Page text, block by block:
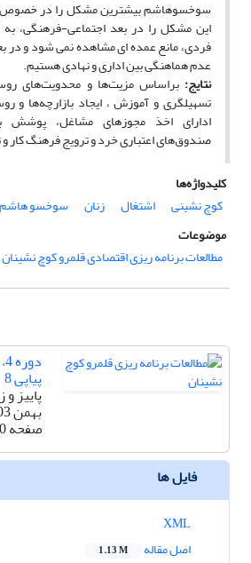
سوخسوهاشم بیشترین مشکل را در خصوص
این مشکل را در بعد اجتماعی-فرهنگی،
فردی، مانع عمده ای مشاهده نمی شود و در
عدم هماهنگی بین اداری و نهادی هستیم.
نتایج: براساس مزیت‌ها و محدویت‌های
تسهیلگری و آموزش ، ایجاد بازارچه‌ها و
ادارای اخذ مجوزهای مشاغل، پوشش
صندوق‌های اعتباری خرد و ترویج فرهنگ کار
کلیدواژه‌ها
کوچ نشینی
اشتغال زنان سوخسو هاشم
موضوعات
مطالعات برنامه ریزی اقتصادی قلمرو کوچ نشینان
پیاپی 8
پاییز
بهمن 1403
صفحه
فایل ها
اصل مقاله
1.13 M